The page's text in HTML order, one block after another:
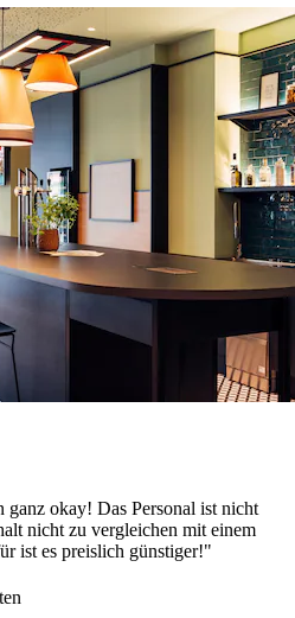
okay! Das Personal ist nicht
nicht zu vergleichen mit einem
ist es preislich günstiger!"